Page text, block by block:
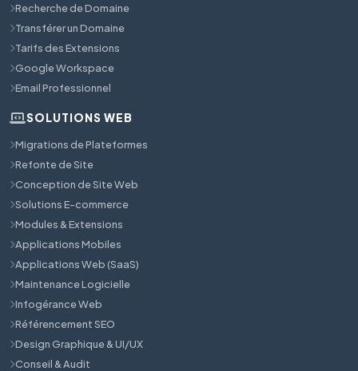
Recherche de Domaine
Transférer un Domaine
Tarifs des Extensions
Google Workspace
Email Professionnel
SOLUTIONS WEB
Migrations de Plateformes
Refonte de Site
Conception de Site Web
Solutions E-commerce
Modules & Extensions
Applications Mobiles
Applications Web (SaaS)
Maintenance Logicielle
Infogérance Web
Référencement SEO
Design Graphique & UI/UX
Conseil & Audit